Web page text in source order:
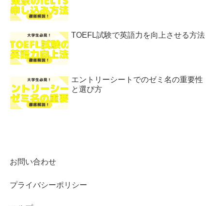
TOEFL試験で英語力を向上させる方法
エントリーシートでのゼミ名の重要性
と選び方
お問い合わせ
プライバシーポリシー